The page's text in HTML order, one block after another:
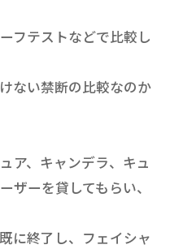
フテストなどで比較し
ない禁断の比較なのか
ア、キャンデラ、キュ
ザーを貸してもらい、
に終了し、フェイシャ